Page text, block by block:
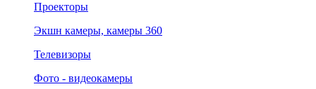
Проекторы
Экшн камеры, камеры 360
Телевизоры
Фото - видеокамеры